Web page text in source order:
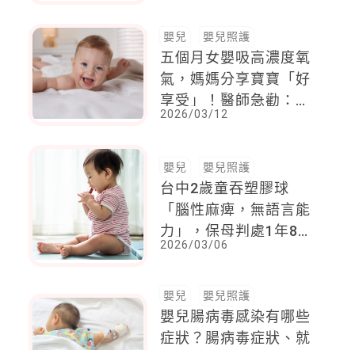
嬰兒 嬰兒照護
五個月女嬰吸高濃度氧
氣，媽媽分享寶寶「好
享受」！醫師急勸：恐
釀視網膜病變、神經發
2026/03/12
嬰兒 嬰兒照護
台中2歲童吞塑膠球
「腦性麻痺，無語言能
力」，保母判處1年8個
月有期徒刑
2026/03/06
嬰兒 嬰兒照護
嬰兒腸病毒感染有哪些
症狀？腸病毒症狀、就